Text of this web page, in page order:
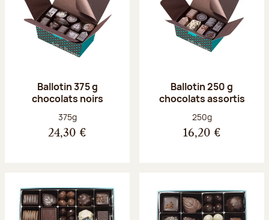
Ballotin 375 g
chocolats noirs
Poids net :
375g
24,30 €
Ballotin 250 g
chocolats assortis
Poids net :
250g
16,20 €